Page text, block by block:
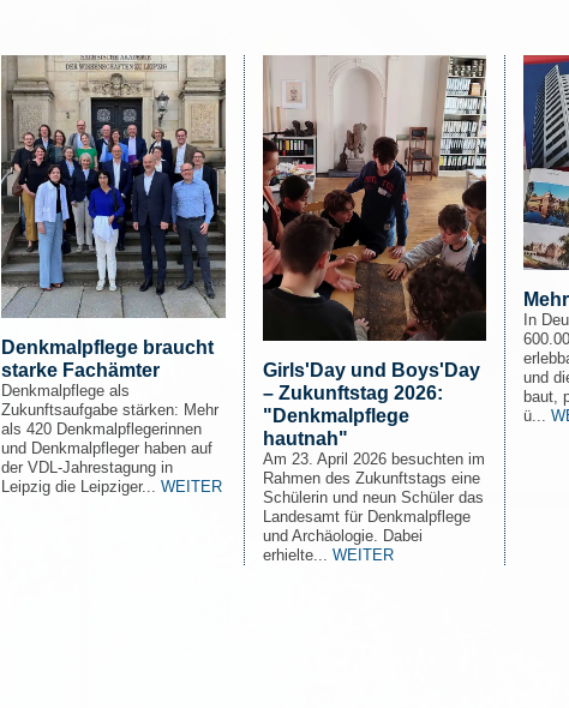
Denkmalpflege braucht
starke Fachämter
Denkmalpflege als
Zukunftsaufgabe stärken: Mehr
als 420 Denkmalpflegerinnen
und Denkmalpfleger haben auf
der VDL-Jahrestagung in
Leipzig die Leipziger... WEITER
Girls'Day und Boys'Day
– Zukunftstag 2026:
"Denkmalpflege
hautnah"
Am 23. April 2026 besuchten im
Rahmen des Zukunftstags eine
Schülerin und neun Schüler das
Landesamt für Denkmalpflege
und Archäologie. Dabei
erhielte... WEITER
In
und
baut,
ü...